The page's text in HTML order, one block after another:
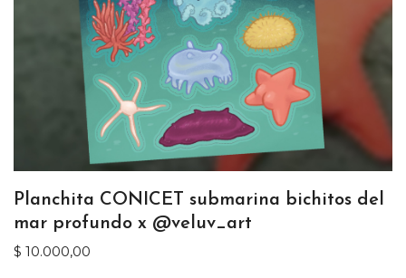
Planchita CONICET submarina bichitos del
mar profundo x @veluv_art
$ 10.000,00